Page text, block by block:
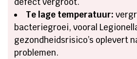
defect vergroot.
Te lage temperatuur:
bacteriegroei, vooral
gezondheidsrisico’s oplevert
problemen.